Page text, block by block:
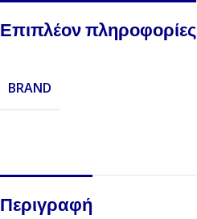
Επιπλέον πληροφορίες
BRAND
Περιγραφή